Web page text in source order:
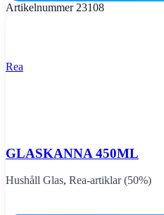
Artikelnummer 23108
Rea
GLASKANNA 450ML
Hushåll Glas, Rea-artiklar (50%)